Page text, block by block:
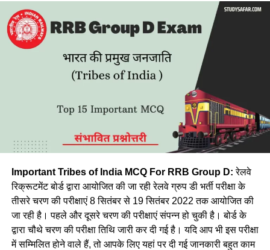
Important Tribes of India MCQ For RRB Group D: रेलवे
रिक्रूटमेंट बोर्ड द्वारा आयोजित की जा रही रेलवे ग्रुप डी भर्ती परीक्षा के
तीसरे चरण की परीक्षाएं 8 सितंबर से 19 सितंबर 2022 तक आयोजित की
जा रही है। पहले और दूसरे चरण की परीक्षाएं संपन्न हो चुकी है। बोर्ड के
द्वारा चौथे चरण की परीक्षा तिथि जारी कर दी गई है। यदि आप भी इस परीक्षा
में सम्मिलित होने वाले हैं, तो आपके लिए यहां पर दी गई जानकारी बहुत काम